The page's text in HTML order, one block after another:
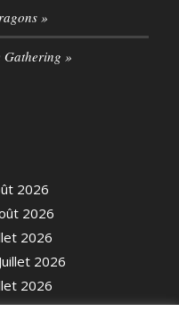
»
»
2026
2026
2026
2026
2026